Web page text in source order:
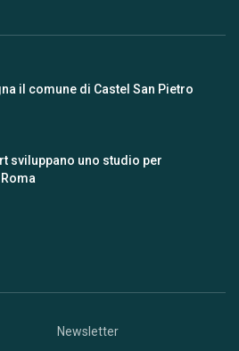
il comune di Castel San Pietro
sviluppano uno studio per
Newsletter